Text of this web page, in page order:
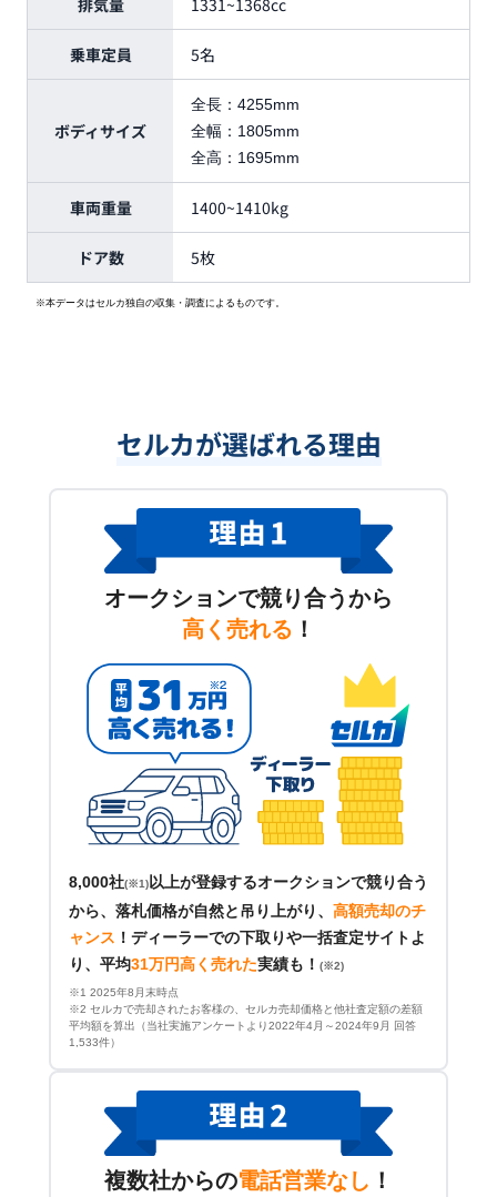
乗車定員 5名
ボディサイズ
全長： 4255mm
全幅： 1805mm
全高： 1695mm
車両重量 1400~1410kg
ドア数 5枚
※本データはセルカ独自の収集・調査によるものです。
セルカが選ばれる理由
オークションで競り合うから
高く売れる ！
8,000社(※1) 以上が登録するオークションで競り合う
から、落札価格が自然と吊り上がり、 高額売却のチ
ャンス ！ ディーラーでの下取りや一括査定サイトよ
り、平均31万円高く売れた実績も！ (※2)
※1 2025年8月末時点
※2 セルカで売却されたお客様の、セルカ売却価格と他社査定額の差額
平均額を算出（当社実施アンケートより2022年4月～2024年9月 回答
1,533件）
複数社からの電話営業なし ！